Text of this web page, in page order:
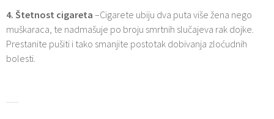
4. Štetnost cigareta –Cigarete ubiju dva puta više žena nego
muškaraca, te nadmašuje po broju smrtnih slučajeva rak dojke.
Prestanite pušiti i tako smanjite postotak dobivanja zloćudnih
bolesti.